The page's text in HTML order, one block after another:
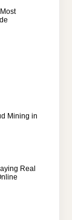
Mining in
Real